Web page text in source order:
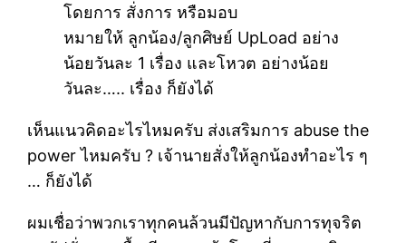
โดยการ สั่งการ หรือมอบ
หมายให้ ลูกน้อง/ลูกศิษย์ UpLoad อย่าง
น้อยวันละ 1 เรื่อง และโหวต อย่างน้อย
วันละ….. เรื่อง ก็ยังได้
เห็นแนวคิดอะไรไหมครับ ส่งเสริมการ abuse the
power ไหมครับ ? เจ้านายสั่งให้ลูกน้องทำอะไร ๆ
… ก็ยังได้
ผมเชื่อว่าพวกเราทุกคนล้วนมีปัญหากับการทุจริต